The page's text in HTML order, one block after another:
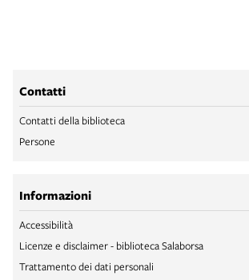
Contatti
Contatti della biblioteca
Persone
Informazioni
Accessibilità
Licenze e disclaimer - biblioteca Salaborsa
Trattamento dei dati personali